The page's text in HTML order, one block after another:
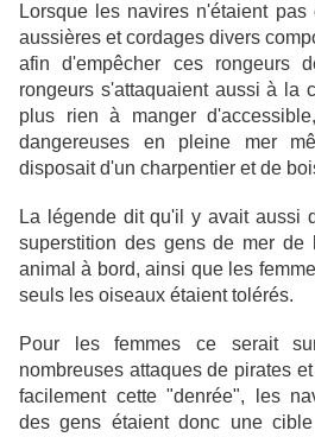
Lorsque les navires n'étaient
aussières et cordages divers
afin d'empêcher ces rongeurs
rongeurs s'attaquaient aussi à la
plus rien à manger
dangereuses en pleine mer
disposait d'un charpentier et de
La légende dit qu'il y avait aussi
superstition des gens de mer de
animal à bord, ainsi que les
seuls les oiseaux étaient tolérés.
Pour les femmes ce serait
nombreuses attaques de pirates
facilement cette "denrée", les
des gens étaient donc une